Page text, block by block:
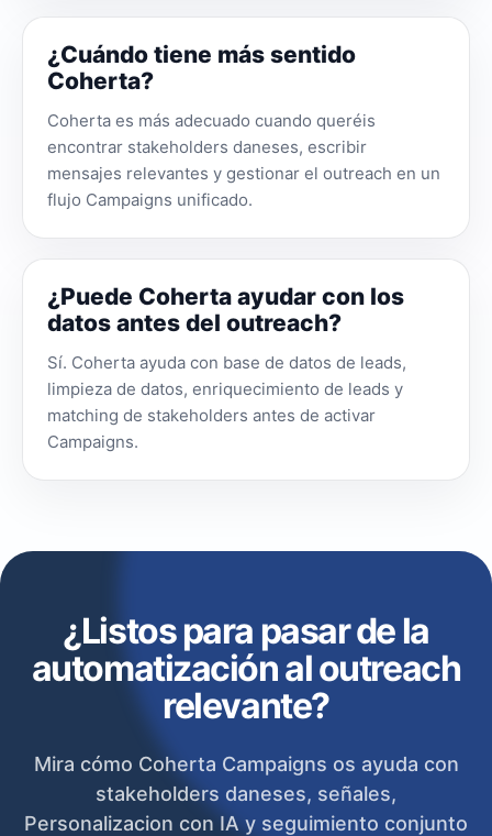
¿Cuándo tiene más sentido
Coherta?
Coherta es más adecuado cuando queréis
encontrar stakeholders daneses, escribir
mensajes relevantes y gestionar el outreach en un
flujo Campaigns unificado.
¿Puede Coherta ayudar con los
datos antes del outreach?
Sí. Coherta ayuda con base de datos de leads,
limpieza de datos, enriquecimiento de leads y
matching de stakeholders antes de activar
Campaigns.
¿Listos para pasar de la
automatización al outreach
relevante?
Mira cómo Coherta Campaigns os ayuda con
stakeholders daneses, señales,
Personalizacion con IA y seguimiento conjunto